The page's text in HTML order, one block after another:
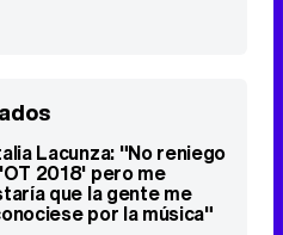
Lacunza: "No reniego
2018' pero me
que la gente me
por la música"